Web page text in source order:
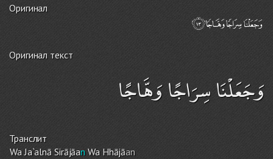
Оригинал
Оригинал текст
وَجَعَلْنَا سِرَاجًا وَهَّاجًا
Транслит
Wa Ja`alnā Sirājāan Wa Hhājāan